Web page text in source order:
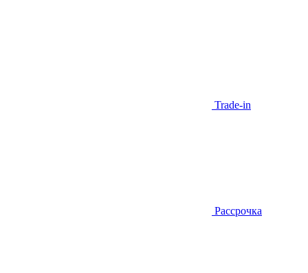
Trade-in
Рассрочка